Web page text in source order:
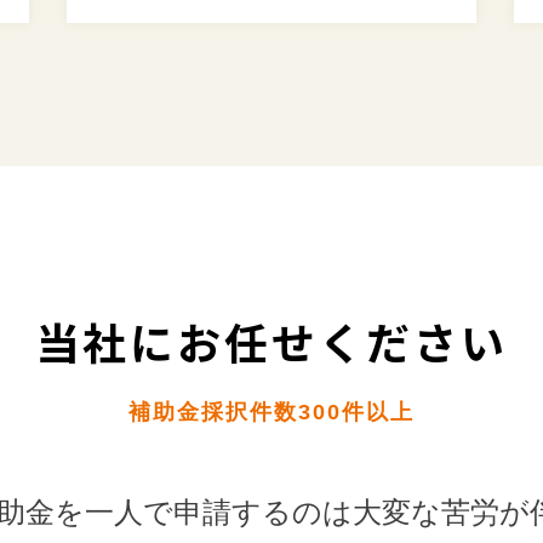
当社にお任せください
補助金採択件数300件以上
金を一人で申請するのは大変な苦労が